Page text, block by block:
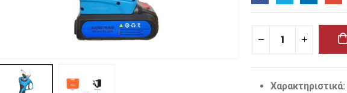
Χαρακτηριστικά: